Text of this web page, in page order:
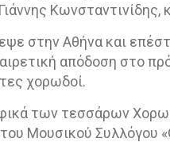
Κωνσταντινίδης,
στην Αθήνα και
απόδοση στο
χορωδοί.
των τεσσάρων
Μουσικού Συλλόγου